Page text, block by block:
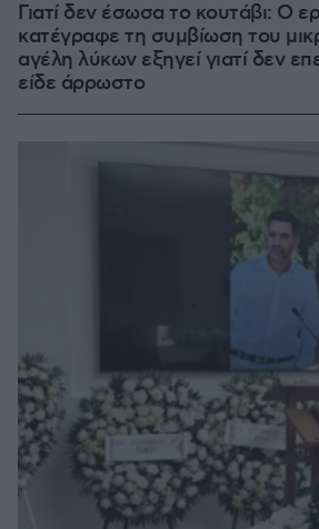
Γιατί δεν έσωσα το κουτάβι: Ο
κατέγραφε τη συμβίωση του
αγέλη λύκων εξηγεί γιατί δεν
είδε άρρωστο